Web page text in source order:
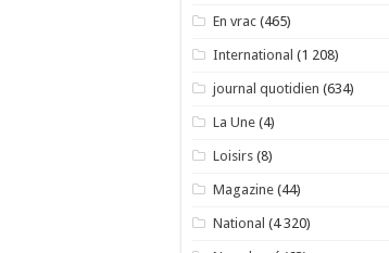
En vrac(465)
International (1 208)
journal quotidien (634)
La Une(4)
Loisirs(8)
Magazine(44)
National (4 320)